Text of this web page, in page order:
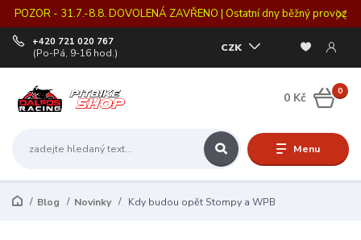
POZOR - 31.7.-8.8. DOVOLENÁ ZAVŘENO | Ostatní dny běžný provoz
Menu
CZK
+420 721 020 767
(Po-Pá, 9-16 hod.)
0
0 Kč
Blog Novinky Kdy budou opět Stompy a WPB